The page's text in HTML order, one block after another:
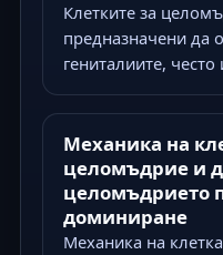
Клетките за
предназначени да
гениталиите,
Механика на
целомъдрие и
целомъдрието
доминиране
Механика на